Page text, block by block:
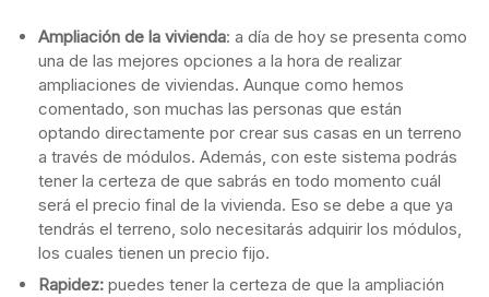
Ampliación de la vivienda: a día de hoy se presenta como
una de las mejores opciones a la hora de realizar
ampliaciones de viviendas. Aunque como hemos
comentado, son muchas las personas que están
optando directamente por crear sus casas en un terreno
a través de módulos. Además, con este sistema podrás
tener la certeza de que sabrás en todo momento cuál
será el precio final de la vivienda. Eso se debe a que ya
tendrás el terreno, solo necesitarás adquirir los módulos,
los cuales tienen un precio fijo.
Rapidez: puedes tener la certeza de que la ampliación